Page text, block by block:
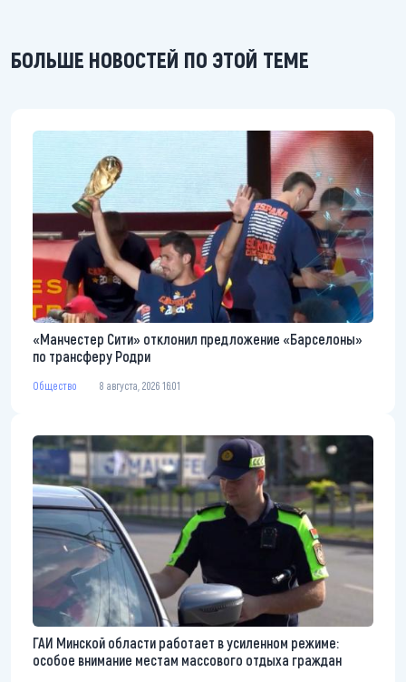
БОЛЬШЕ НОВОСТЕЙ ПО ЭТОЙ ТЕМЕ
«Манчестер Сити» отклонил предложение «Барселоны»
по трансферу Родри
Общество 8 августа, 2026 16:01
ГАИ Минской области работает в усиленном режиме:
особое внимание местам массового отдыха граждан